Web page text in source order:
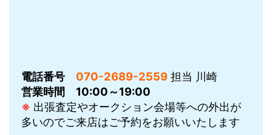
電話番号 070-2689-2559 担当 川崎
営業時間
10:00～19:00
※ 出張査定やオークション会場等への外出が
多いのでご来店はご予約をお願いいたします